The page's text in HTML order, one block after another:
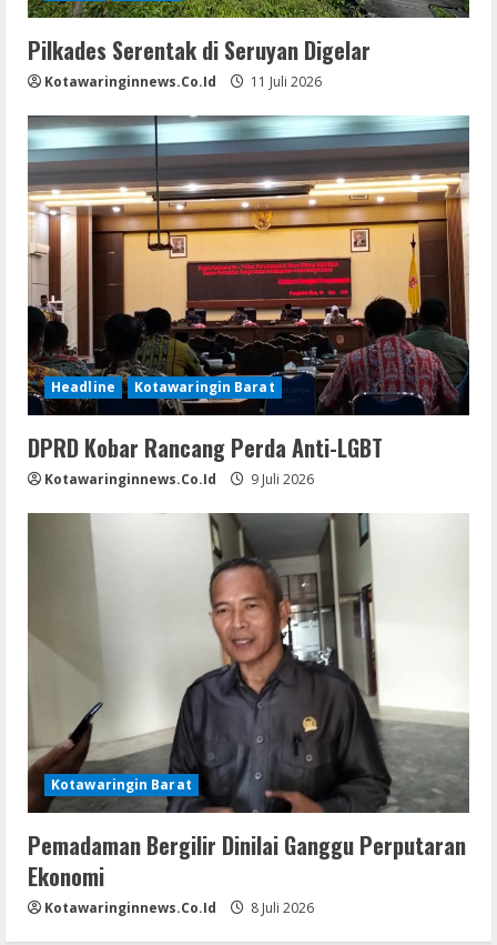
Pilkades Serentak di Seruyan Digelar
Kotawaringinnews.co.id 11 Juli 2026
Headline Kotawaringin Barat
DPRD Kobar Rancang Perda Anti-LGBT
Kotawaringinnews.co.id 9 Juli 2026
Kotawaringin Barat
Pemadaman Bergilir Dinilai Ganggu Perputaran
Ekonomi
Kotawaringinnews.co.id 8 Juli 2026